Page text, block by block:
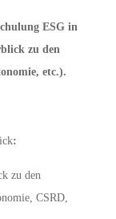
ESG in
zu den
etc.).
:
zu den
CSRD,